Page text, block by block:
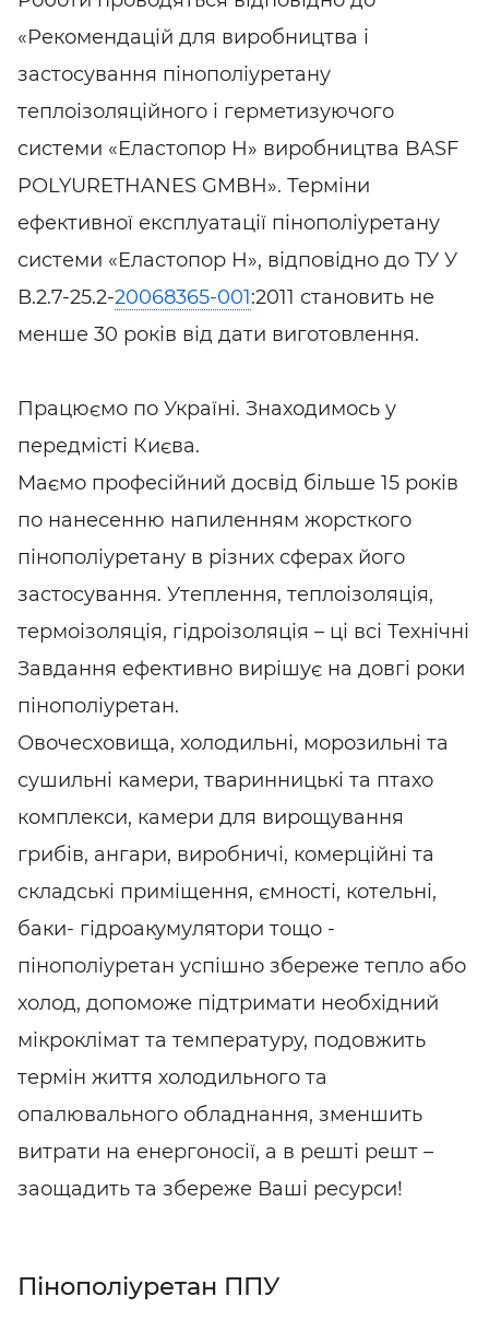
«Рекомендацій для виробництва і
застосування пінополіуретану
теплоізоляційного і герметизуючого
системи «Еластопор Н» виробництва BASF
POLYURETHANES GMBH». Терміни
ефективної експлуатації пінополіуретану
системи «Еластопор Н», відповідно до ТУ У
В.2.7-25.2-20068365-001:2011 становить не
менше 30 років від дати виготовлення.
Працюємо по Україні. Знаходимось у
передмісті Києва.
Маємо професійний досвід більше 15 років
по нанесенню напиленням жорсткого
пінополіуретану в різних сферах його
застосування. Утеплення, теплоізоляція,
термоізоляція, гідроізоляція – ці всі Технічні
Завдання ефективно вирішує на довгі роки
пінополіуретан.
Овочесховища, холодильні, морозильні та
сушильні камери, тваринницькі та птахо
комплекси, камери для вирощування
грибів, ангари, виробничі, комерційні та
складські приміщення, ємності, котельні,
баки- гідроакумулятори тощо -
пінополіуретан успішно збереже тепло або
холод, допоможе підтримати необхідний
мікроклімат та температуру, подовжить
термін життя холодильного та
опалювального обладнання, зменшить
витрати на енергоносії, а в решті решт –
заощадить та збереже Ваші ресурси!
Пінополіуретан ППУ